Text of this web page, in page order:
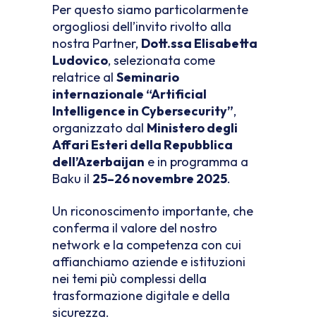
Per questo siamo particolarmente
orgogliosi dell’invito rivolto alla
nostra Partner, Dott.ssa Elisabetta
Ludovico, selezionata come
relatrice al Seminario
internazionale “Artificial
Intelligence in Cybersecurity”,
organizzato dal Ministero degli
Affari Esteri della Repubblica
dell’Azerbaijan e in programma a
Baku il 25–26 novembre 2025.
Un riconoscimento importante, che
conferma il valore del nostro
network e la competenza con cui
affianchiamo aziende e istituzioni
nei temi più complessi della
trasformazione digitale e della
sicurezza.